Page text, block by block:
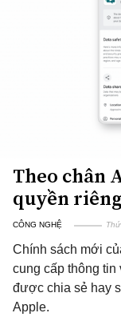
Theo chân
quyền
CÔNG NGHỆ
Chính sách mới
cung cấp thông tin
được chia sẻ hay
Apple.